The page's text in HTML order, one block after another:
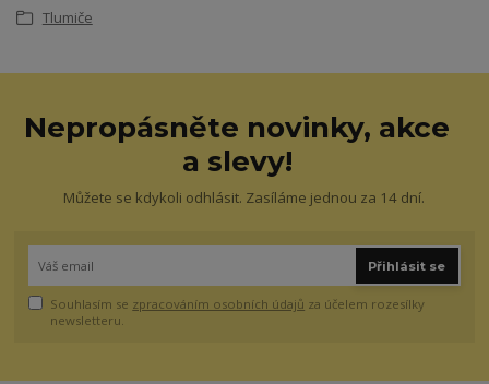
Tlumiče
Nepropásněte novinky, akce
a slevy!
Můžete se kdykoli odhlásit. Zasíláme jednou za 14 dní.
Přihlásit se
Souhlasím se zpracováním osobních údajů za účelem rozesílky
newsletteru.